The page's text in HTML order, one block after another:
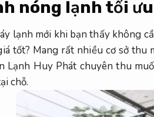
nóng lạnh tối
lạnh mới khi bạn thấy không
tốt? Mang rất nhiều cơ sở thu
Lạnh Huy Phát chuyên thu
chỗ.